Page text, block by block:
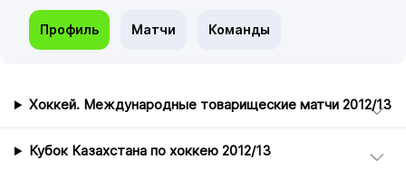
Профиль Матчи Команды
Хоккей. Международные товарищеские матчи 2012/13
Кубок Казахстана по хоккею 2012/13